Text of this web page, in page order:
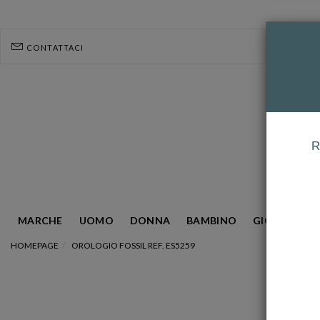
CONTATTACI
MARCHE UOMO DONNA BAMBINO GIOIELLERIA
HOMEPAGE OROLOGIO FOSSIL REF. ES5259